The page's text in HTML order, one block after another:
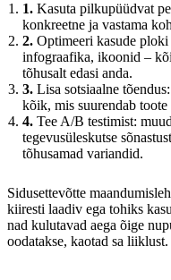
1. Kasuta pilkupüüdvat
konkreetne ja vastama
2. Optimeeri kasude
infograafika, ikoonid –
tõhusalt edasi anda.
3. Lisa sotsiaalne
kõik, mis suurendab
4. Tee A/B testimist:
tegevusüleskutse
tõhusamad variandid.
Sidusettevõtte
kiiresti laadiv ega tohiks
nad kulutavad aega õige
oodatakse, kaotad sa liiklust.